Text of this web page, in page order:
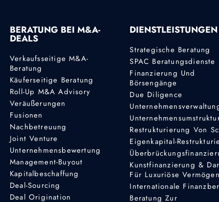
BERATUNG BEI M&A-
DEALS
Verkaufsseitige M&A-
Beratung
Käuferseitige Beratung
Roll-Up M&A Advisory
Veräußerungen
Fusionen
Nachbetreuung
Joint Venture
Unternehmensbewertung
Management-Buyout
Kapitalbeschaffung
Deal-Sourcing
Deal Origination
DIENSTLEISTUNGEN
Strategische Beratung
SPAC Beratungsdienste
Finanzierung Und
Börsengänge
Due Diligence
Restrukturierung Von
Eigenkapital-
Kunstfinanzierung &
Für Luxuriöse
Internationale
Beratung Zur